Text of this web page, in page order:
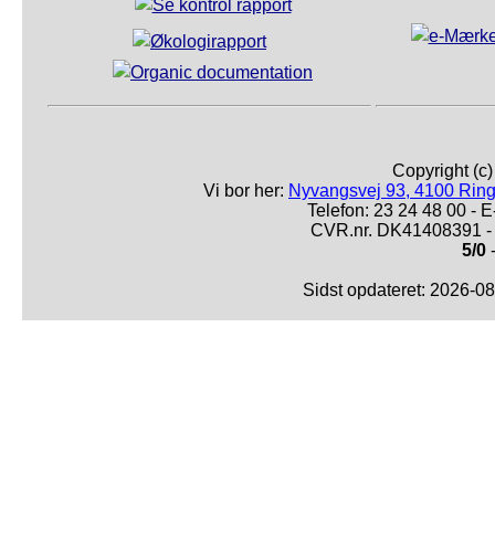
Copyright
Vi bor her: Nyvangsvej 93, 4100
Telefon: 23 24 48 00 -
CVR.nr. DK41408391
5/0
Sidst opdateret: 2026-